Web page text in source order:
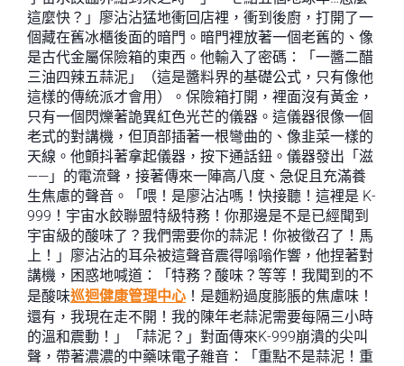
這麼快？」廖沾沾猛地衝回店裡，衝到後廚，打開了一
個藏在舊冰櫃後面的暗門。暗門裡放著一個老舊的、像
是古代金屬保險箱的東西。他輸入了密碼：「一醬二醋
三油四辣五蒜泥」（這是醬料界的基礎公式，只有像他
這樣的傳統派才會用）。保險箱打開，裡面沒有黃金，
只有一個閃爍著詭異紅色光芒的儀器。這儀器很像一個
老式的對講機，但頂部插著一根彎曲的、像韭菜一樣的
天線。他顫抖著拿起儀器，按下通話鈕。儀器發出「滋
——」的電流聲，接著傳來一陣高八度、急促且充滿養
生焦慮的聲音。「喂！是廖沾沾嗎！快接聽！這裡是 K-
999！宇宙水餃聯盟特級特務！你那邊是不是已經聞到
宇宙級的酸味了？我們需要你的蒜泥！你被徵召了！馬
上！」廖沾沾的耳朵被這聲音震得嗡嗡作響，他捏著對
講機，困惑地喊道：「特務？酸味？等等！我聞到的不
是酸味巡迴健康管理中心 ！是麵粉過度膨脹的焦慮味！
還有，我現在走不開！我的陳年老蒜泥需要每隔三小時
的溫和震動！」「蒜泥？」對面傳來K-999崩潰的尖叫
聲，帶著濃濃的中藥味電子雜音：「重點不是蒜泥！重